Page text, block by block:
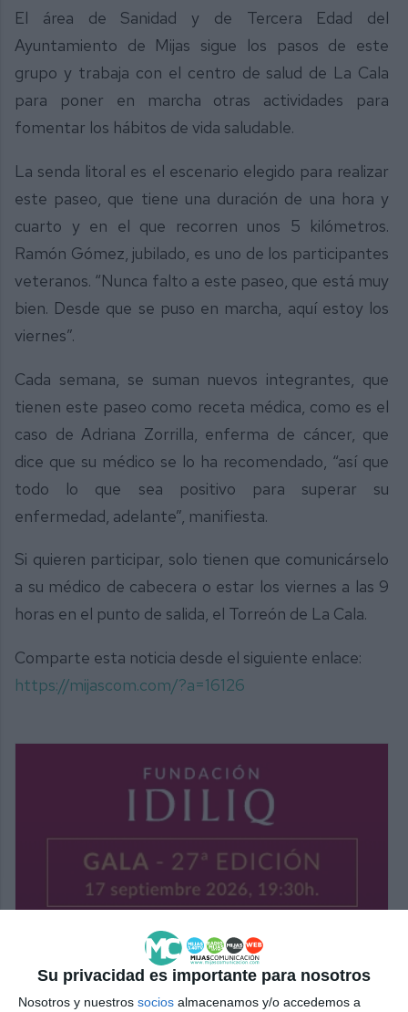
Su privacidad es importante para nosotros
Nosotros y nuestros socios almacenamos y/o accedemos a
El área de Sanidad y de Tercera Edad del
Ayuntamiento de Mijas sigue los pasos de este
grupo y trabaja con el centro de salud de La Cala
para poner en marcha otras actividades para
fomentar los hábitos de vida saludable.
La senda litoral es el escenario elegido para realizar
este paseo, que tiene una duración de una hora y
cuarto y en el que recorren unos 5 kilómetros.
Ramón Gómez, jubilado, es uno de los participantes
veteranos. “Nunca falto a este paseo, que está muy
bien. Desde que se puso en marcha, aquí estoy los
viernes”.
Cada semana, se suman nuevos integrantes, que
tienen este paseo como receta médica, como es el
caso de Adriana Zorrilla, enferma de cáncer, que
dice que su médico se lo ha recomendado, “así que
todo lo que sea positivo para superar su
enfermedad, adelante”, manifiesta.
Si quieren participar, solo tienen que comunicárselo
a su médico de cabecera o estar los viernes a las 9
horas en el punto de salida, el Torreón de La Cala.
Comparte esta noticia desde el siguiente enlace:
https://mijascom.com/?a=16126